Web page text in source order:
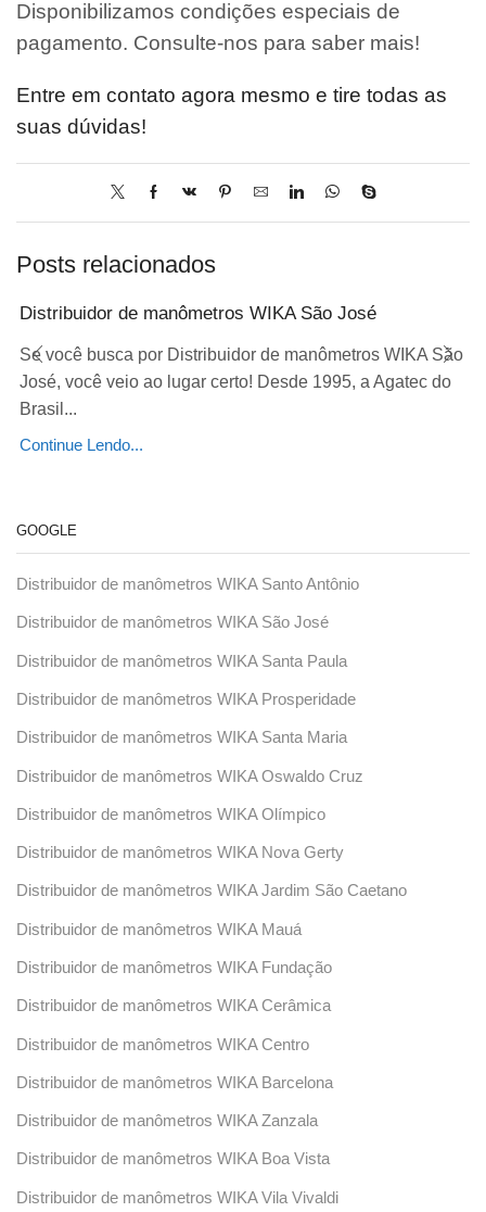
Disponibilizamos condições especiais de
pagamento. Consulte-nos para saber mais!
Entre em contato agora mesmo e tire todas as
suas dúvidas!
Posts relacionados
Distribuidor de manômetros WIKA São José
Se você busca por Distribuidor de manômetros WIKA São
José, você veio ao lugar certo! Desde 1995, a Agatec do
Brasil...
Continue Lendo...
GOOGLE
Distribuidor de manômetros WIKA Santo Antônio
Distribuidor de manômetros WIKA São José
Distribuidor de manômetros WIKA Santa Paula
Distribuidor de manômetros WIKA Prosperidade
Distribuidor de manômetros WIKA Santa Maria
Distribuidor de manômetros WIKA Oswaldo Cruz
Distribuidor de manômetros WIKA Olímpico
Distribuidor de manômetros WIKA Nova Gerty
Distribuidor de manômetros WIKA Jardim São Caetano
Distribuidor de manômetros WIKA Mauá
Distribuidor de manômetros WIKA Fundação
Distribuidor de manômetros WIKA Cerâmica
Distribuidor de manômetros WIKA Centro
Distribuidor de manômetros WIKA Barcelona
Distribuidor de manômetros WIKA Zanzala
Distribuidor de manômetros WIKA Boa Vista
Distribuidor de manômetros WIKA Vila Vivaldi